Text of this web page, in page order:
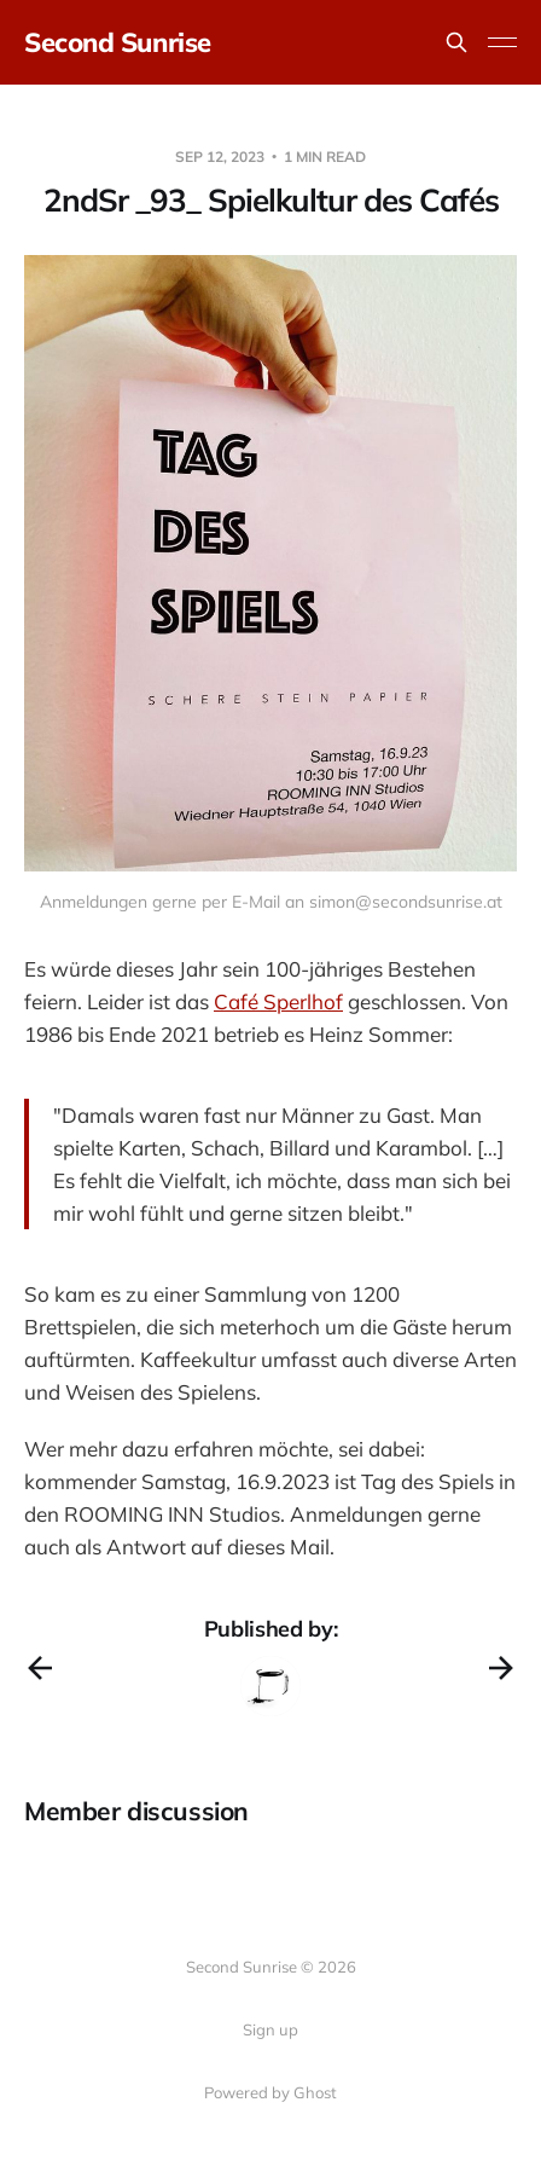
Second Sunrise
SEP 12, 2023 1 MIN READ
2ndSr _93_ Spielkultur des Cafés
Anmeldungen gerne per E-Mail an simon@secondsunrise.at
Es würde dieses Jahr sein 100-jähriges Bestehen
feiern. Leider ist das Café Sperlhofgeschlossen. Von
1986 bis Ende 2021 betrieb es Heinz Sommer:
"Damals waren fast nur Männer zu Gast. Man
spielte Karten, Schach, Billard und Karambol. […]
Es fehlt die Vielfalt, ich möchte, dass man sich bei
mir wohl fühlt und gerne sitzen bleibt."
So kam es zu einer Sammlung von 1200
Brettspielen, die sich meterhoch um die Gäste herum
auftürmten. Kaffeekultur umfasst auch diverse Arten
und Weisen des Spielens.
Wer mehr dazu erfahren möchte, sei dabei:
kommender Samstag, 16.9.2023 ist Tag des Spiels in
den ROOMING INN Studios. Anmeldungen gerne
auch als Antwort auf dieses Mail.
Published by:
Member discussion
Second Sunrise © 2026
Sign up
Powered by Ghost